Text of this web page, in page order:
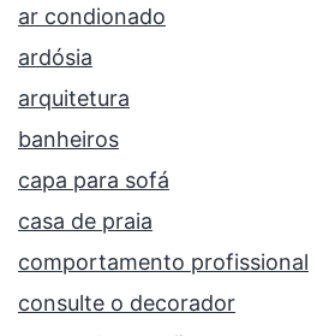
ar condionado
ardósia
arquitetura
banheiros
capa para sofá
casa de praia
comportamento profissional
consulte o decorador